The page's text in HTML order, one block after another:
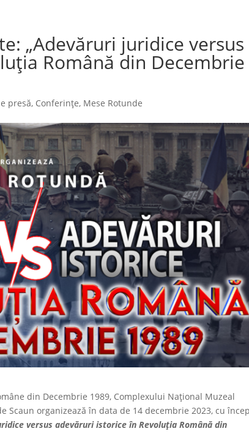
„Adevăruri juridice versus
Română din Decembrie
presă, Conferințe, Mese Rotunde
din Decembrie 1989, Complexului Național Muzeal
Scaun organizează în data de 14 decembrie 2023, cu
versus adevăruri istorice în Revoluția Română din